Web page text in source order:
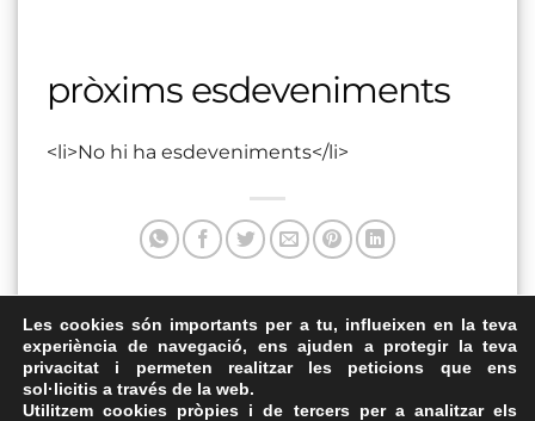
pròxims esdeveniments
<li>No hi ha esdeveniments</li>
Aquesta entrada va ser publicada a . Marqui com a favorit
elEnllaç permanent.
Biblioteca Joan Vinyoli MNAC
Les cookies són importants per a tu, influeixen en la teva
experiència de navegació, ens ajuden a protegir la teva
privacitat i permeten realitzar les peticions que ens
sol·licitis a través de la web.
Utilitzem cookies pròpies i de tercers per a analitzar els